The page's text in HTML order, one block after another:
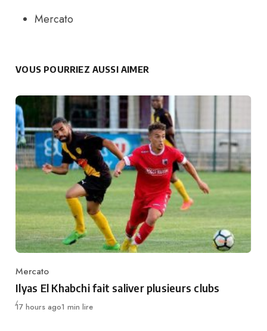
Mercato
VOUS POURRIEZ AUSSI AIMER
Category
Mercato
Ilyas El Khabchi fait saliver plusieurs clubs
Publié
17 hours ago1 min lire